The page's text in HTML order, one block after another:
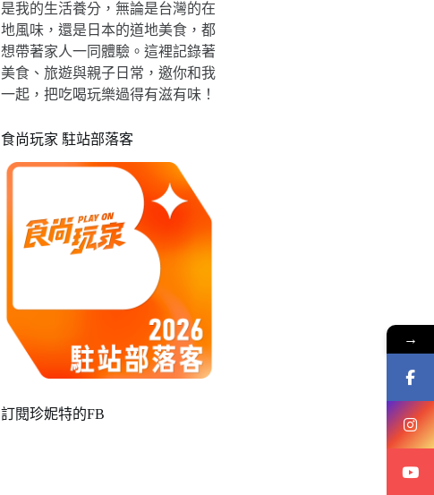
是我的生活養分，無論是台灣的在
地風味，還是日本的道地美食，都
想帶著家人一同體驗。這裡記錄著
美食、旅遊與親子日常，邀你和我
一起，把吃喝玩樂過得有滋有味！
食尚玩家 駐站部落客
訂閱珍妮特的FB
→